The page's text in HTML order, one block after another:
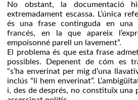
No obstant, la documentació
extremadament escassa. L’única
és una frase continguda en una
francés, en la que apareix
empoisonné parell un lavement”.
El problema és que esta frase
possibles. Depenent de cóm es
“s’ha enverinat per mig d’una
inclús “li hem enverinat”.
i, des de després, no constituïx una